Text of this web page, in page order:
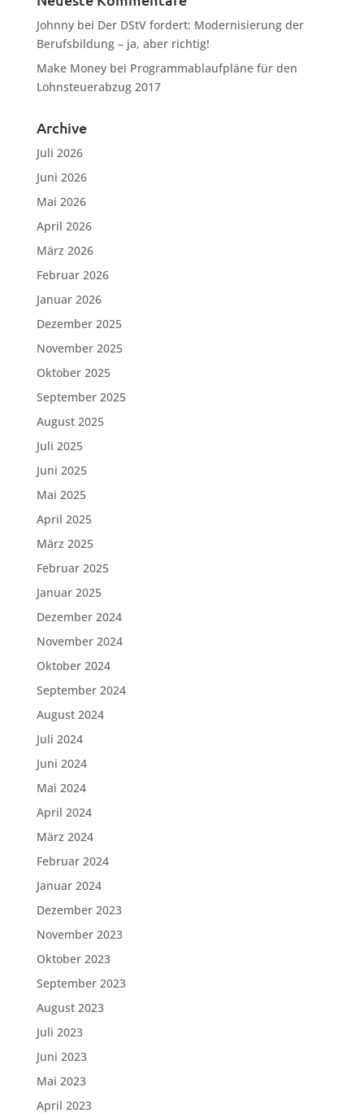
Johnnybei Der DStV fordert: Modernisierung der
Berufsbildung – ja, aber richtig!
Make Moneybei Programmablaufpläne für den
Lohnsteuerabzug 2017
Archive
Juli 2026
Juni 2026
Mai 2026
April 2026
März 2026
Februar 2026
Januar 2026
Dezember 2025
November 2025
Oktober 2025
September 2025
August 2025
Juli 2025
Juni 2025
Mai 2025
April 2025
März 2025
Februar 2025
Januar 2025
Dezember 2024
November 2024
Oktober 2024
September 2024
August 2024
Juli 2024
Juni 2024
Mai 2024
April 2024
März 2024
Februar 2024
Januar 2024
Dezember 2023
November 2023
Oktober 2023
September 2023
August 2023
Juli 2023
Juni 2023
Mai 2023
April 2023